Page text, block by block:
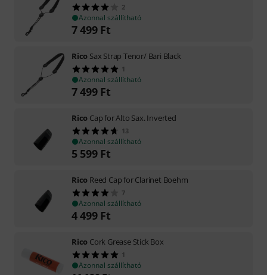
2
Azonnal szállítható
7 499 Ft
Rico Sax Strap Tenor/ Bari Black
1
Azonnal szállítható
7 499 Ft
Rico Cap for Alto Sax. Inverted
13
Azonnal szállítható
5 599 Ft
Rico Reed Cap for Clarinet Boehm
7
Azonnal szállítható
4 499 Ft
Rico Cork Grease Stick Box
1
Azonnal szállítható